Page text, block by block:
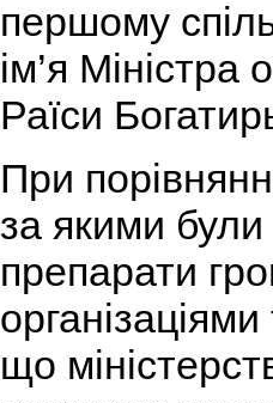
першому
ім’я Міністра
Раїси
При
за якими були
препарати
що